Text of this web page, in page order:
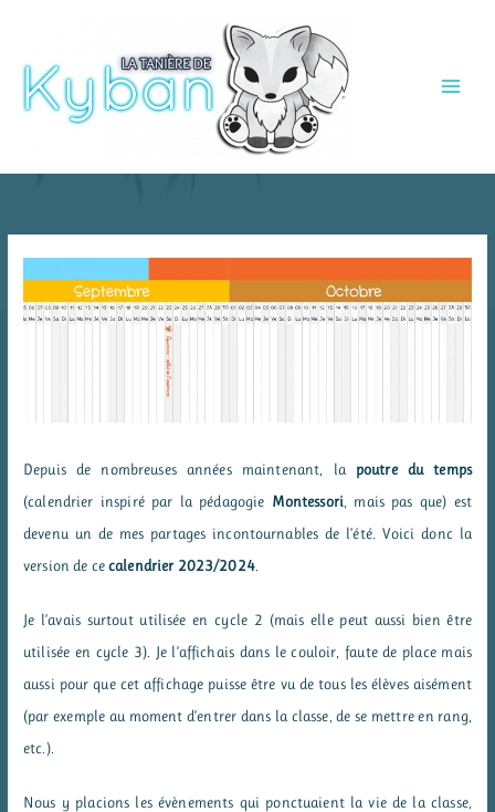
contenu
Depuis de nombreuses années maintenant, la poutre du temps
(calendrier inspiré par la pédagogie Montessori , mais pas que) est
devenu un de mes partages incontournables de l’été. Voici donc la
version de cecalendrier 2023/2024.
Je l’avais surtout utilisée en cycle 2 (mais elle peut aussi bien être
utilisée en cycle 3). Je l’affichais dans le couloir, faute de place mais
aussi pour que cet affichage puisse être vu de tous les élèves aisément
(par exemple au moment d’entrer dans la classe, de se mettre en rang,
etc.).
Nous y placions les évènements qui ponctuaient la vie de la classe,